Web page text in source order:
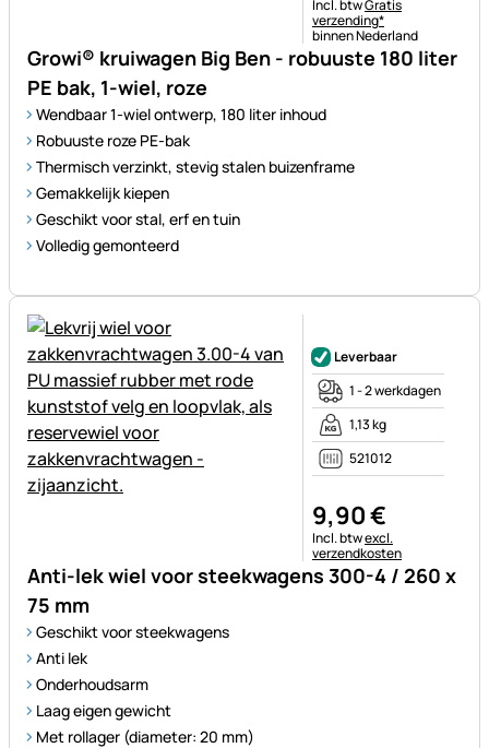
Growi® kruiwagen Big Ben - robuuste 180 liter
PE bak, 1-wiel, roze
Wendbaar 1-wiel ontwerp, 180 liter inhoud
Robuuste roze PE-bak
Thermisch verzinkt, stevig stalen buizenframe
Gemakkelijk kiepen
Geschikt voor stal, erf en tuin
Volledig gemonteerd
Belastinginformatie:
Incl. btwGratis
verzending*
binnen Nederland
Anti-lek wiel voor steekwagens 300-4 / 260 x
75 mm
Geschikt voor steekwagens
Anti lek
Onderhoudsarm
Laag eigen gewicht
Met rollager (diameter: 20 mm)
Leverbaar
1 - 2 werkdagen
1,13 kg
521012
9,90€
Belastinginformatie:
Incl. btwexcl.
verzendkosten